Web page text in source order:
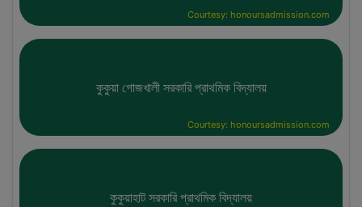
Courtesy: honoursadmission.com
কুকুয়া গোজখালী সরকারি প্রাথমিক বিদ্যালয়
Courtesy: honoursadmission.com
কুকুয়াহাট সরকারি প্রাথমিক বিদ্যালয়